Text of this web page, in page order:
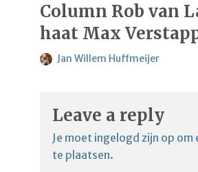
Column Rob van
haat Max
Jan Willem Huffmeijer
Leave a reply
Je moet ingelogd zijn op om
te plaatsen.